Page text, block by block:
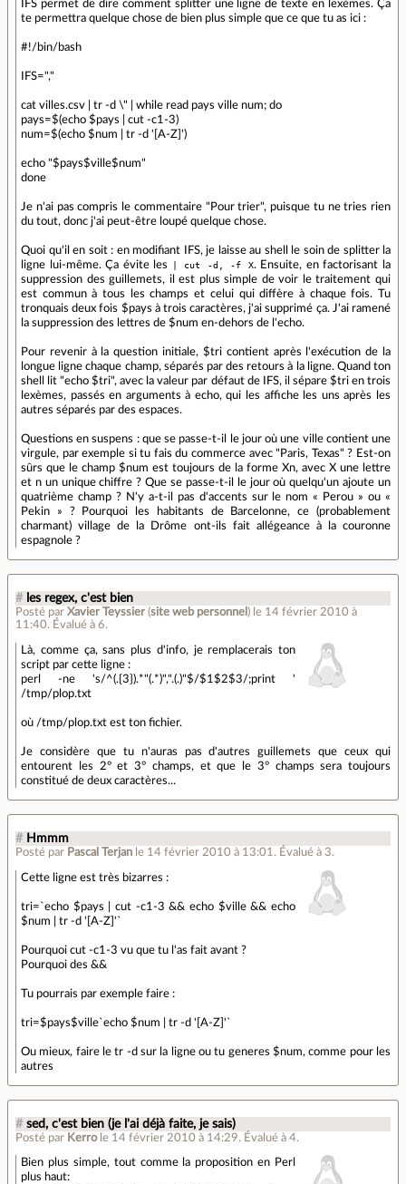
IFS permet de dire comment splitter une ligne de texte en lexèmes. Ça
te permettra quelque chose de bien plus simple que ce que tu as ici :
#!/bin/bash
IFS=","
cat villes.csv | tr -d \" | while read pays ville num; do
pays=$(echo $pays | cut -c1-3)
num=$(echo $num | tr -d '[A-Z]')
echo "$pays$ville$num"
done
Je n'ai pas compris le commentaire "Pour trier", puisque tu ne tries rien
du tout, donc j'ai peut-être loupé quelque chose.
Quoi qu'il en soit : en modifiant IFS, je laisse au shell le soin de splitter la
ligne lui-même. Ça évite les
| cut -d, -f X. Ensuite, en factorisant la
suppression des guillemets, il est plus simple de voir le traitement qui
est commun à tous les champs et celui qui diffère à chaque fois. Tu
tronquais deux fois $pays à trois caractères, j'ai supprimé ça. J'ai ramené
la suppression des lettres de $num en-dehors de l'echo.
Pour revenir à la question initiale, $tri contient après l'exécution de la
longue ligne chaque champ, séparés par des retours à la ligne. Quand ton
shell lit "echo $tri", avec la valeur par défaut de IFS, il sépare $tri en trois
lexèmes, passés en arguments à echo, qui les affiche les uns après les
autres séparés par des espaces.
Questions en suspens : que se passe-t-il le jour où une ville contient une
virgule, par exemple si tu fais du commerce avec "Paris, Texas" ? Est-on
sûrs que le champ $num est toujours de la forme Xn, avec X une lettre
et n un unique chiffre ? Que se passe-t-il le jour où quelqu'un ajoute un
quatrième champ ? N'y a-t-il pas d'accents sur le nom « Perou » ou «
Pekin » ? Pourquoi les habitants de Barcelonne, ce (probablement
charmant) village de la Drôme ont-ils fait allégeance à la couronne
espagnole ?
# les regex, c'est bien
Posté par Xavier Teyssier (site web personnel ) le 14 février 2010 à
11:40. Évalué à 6.
Là, comme ça, sans plus d'info, je remplacerais ton
script par cette ligne :
perl -ne 's/^(.{3}).*"(.*)",".(.)"$/$1$2$3/;print '
/tmp/plop.txt
où /tmp/plop.txt est ton fichier.
Je considère que tu n'auras pas d'autres guillemets que ceux qui
entourent les 2° et 3° champs, et que le 3° champs sera toujours
constitué de deux caractères...
# Hmmm
Posté par Pascal Terjan le 14 février 2010 à 13:01 . Évalué à 3.
Cette ligne est très bizarres :
tri=`echo $pays | cut -c1-3 && echo $ville && echo
$num | tr -d '[A-Z]'`
Pourquoi cut -c1-3 vu que tu l'as fait avant ?
Pourquoi des &&
Tu pourrais par exemple faire :
tri=$pays$ville`echo $num | tr -d '[A-Z]'`
Ou mieux, faire le tr -d sur la ligne ou tu generes $num, comme pour les
autres
# sed, c'est bien (je l'ai déjà faite, je sais)
Posté par Kerro le 14 février 2010 à 14:29. Évalué à 4.
Bien plus simple, tout comme la proposition en Perl
plus haut: